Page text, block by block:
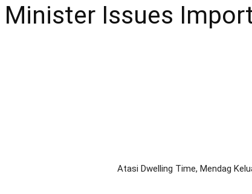
Minister Issues
Atasi Dwelling Time, Mendag